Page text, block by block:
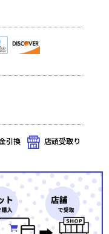
引換 店頭受取り